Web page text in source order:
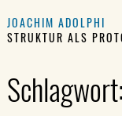
JOACHIM ADOLPHI
STRUKTUR ALS
Schlagwort: